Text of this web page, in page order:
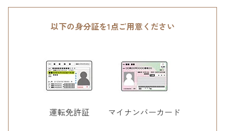
以下の身分証を1点ご用意ください
運転免許証 マイナンバーカード